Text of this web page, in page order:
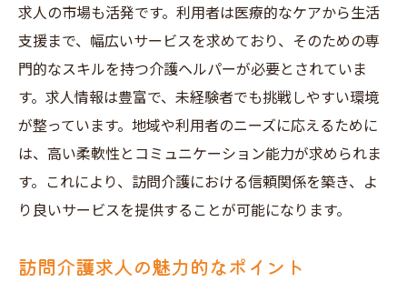
効果的な履歴書の書き方
面接での自己アピールの方法
訪問介護の経験を活かした志望動機
面接前に準備すべき質問と回答
採用担当者に好印象を与えるコツ
訪問介護求人における試験対策
訪問介護求人から始まる神戸市中央区での新た
訪問介護を通じたキャリアアップの道
求人の市場も活発です。利用者は医療的なケアから生活
支援まで、幅広いサービスを求めており、そのための専
門的なスキルを持つ介護ヘルパーが必要とされていま
す。求人情報は豊富で、未経験者でも挑戦しやすい環境
が整っています。地域や利用者のニーズに応えるために
は、高い柔軟性とコミュニケーション能力が求められま
す。これにより、訪問介護における信頼関係を築き、よ
り良いサービスを提供することが可能になります。
訪問介護求人の魅力的なポイント